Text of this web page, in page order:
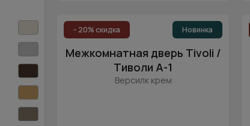
- 20% скидка Новинка
Межкомнатная дверь Tivoli /
Тиволи А-1
Версилк крем